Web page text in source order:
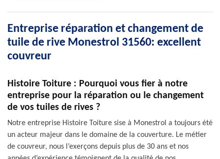
Entreprise réparation et changement de
tuile de rive Monestrol 31560: excellent
couvreur
Histoire Toiture : Pourquoi vous fier à notre
entreprise pour la réparation ou le changement
de vos tuiles de rives ?
Notre entreprise Histoire Toiture sise à Monestrol a toujours été
un acteur majeur dans le domaine de la couverture. Le métier
de couvreur, nous l’exerçons depuis plus de 30 ans et nos